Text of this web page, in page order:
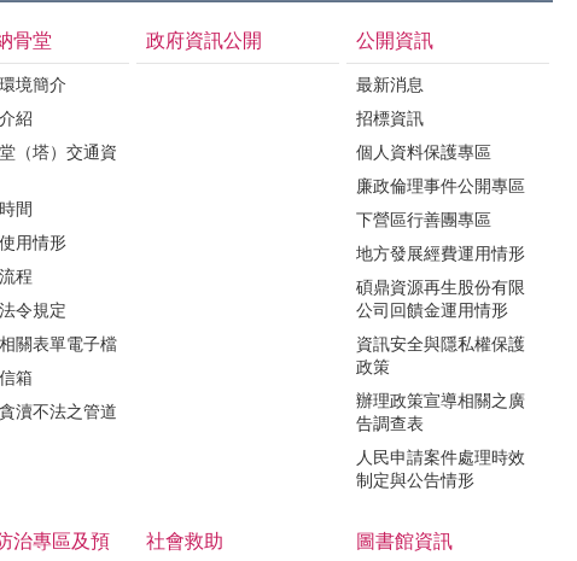
骨堂
境簡介
紹
（塔）交通資
間
用情形
程
令規定
關表單電子檔
箱
瀆不法之管道
政府資訊公開 公開資訊
最新消息
招標資訊
個人資料保護專區
廉政倫理事件公開專區
下營區行善團專區
地方發展經費運用情形
碩鼎資源再生股份有限
公司回饋金運用情形
資訊安全與隱私權保護
政策
辦理政策宣導相關之廣
告調查表
人民申請案件處理時效
制定與公告情形
治專區及預
社會救助 圖書館資訊